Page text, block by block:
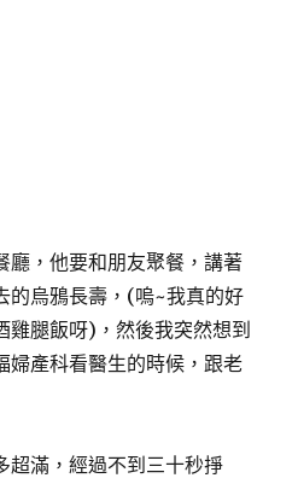
廳，他要和朋友聚餐，講著
的烏鴉長壽，(嗚~我真的好
雞腿飯呀)，然後我突然想到
婦產科看醫生的時候，跟老
超滿，經過不到三十秒掙